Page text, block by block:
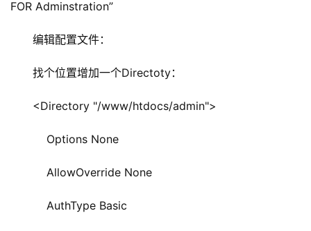
FOR Adminstration”
编辑配置文件：
找个位置增加一个Directoty：
<Directory "/www/htdocs/admin">
Options None
AllowOverride None
AuthType Basic